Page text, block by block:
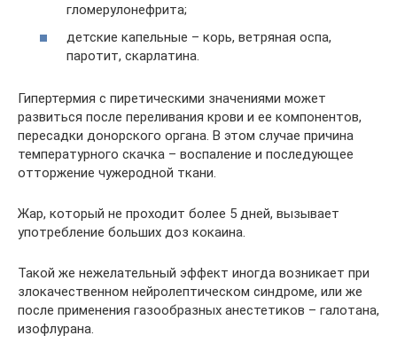
гломерулонефрита;
детские капельные – корь, ветряная оспа,
паротит, скарлатина.
Гипертермия с пиретическими значениями может
развиться после переливания крови и ее компонентов,
пересадки донорского органа. В этом случае причина
температурного скачка – воспаление и последующее
отторжение чужеродной ткани.
Жар, который не проходит более 5 дней, вызывает
употребление больших доз кокаина.
Такой же нежелательный эффект иногда возникает при
злокачественном нейролептическом синдроме, или же
после применения газообразных анестетиков – галотана,
изофлурана.